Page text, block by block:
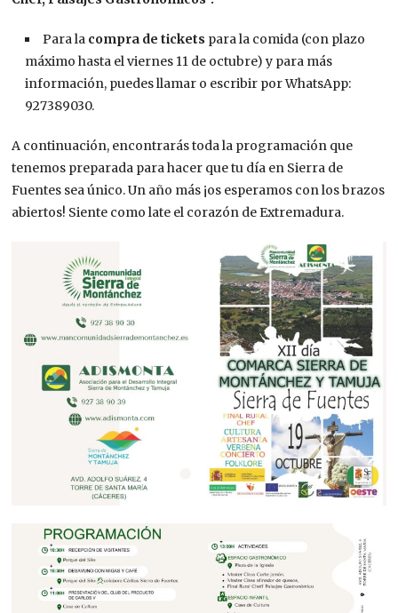
Para la compra de tickets para la comida (con plazo
máximo hasta el viernes 11 de octubre) y para más
información, puedes llamar o escribir por WhatsApp:
927389030.
A continuación, encontrarás toda la programación que
tenemos preparada para hacer que tu día en Sierra de
Fuentes sea único. Un año más ¡os esperamos con los brazos
abiertos! Siente como late el corazón de Extremadura.